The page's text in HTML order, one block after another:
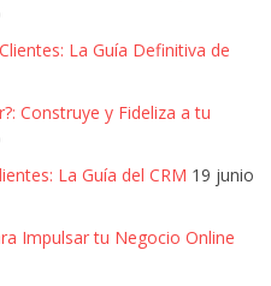
La Guía Definitiva de
Construye y Fideliza a tu
La Guía del CRM 19 junio
Impulsar tu Negocio Online